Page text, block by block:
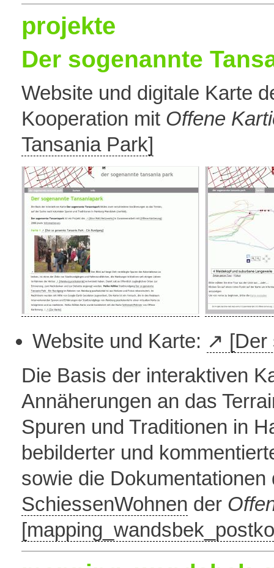
projekte
Der sogenannte
Website und digitale Karte
Kooperation mit Offene
Tansania Park]
Website und Karte:
[Der
Die Basis der interaktiven
Annäherungen an das
Spuren und Traditionen in
bebilderter und
sowie die
SchiessenWohnen der